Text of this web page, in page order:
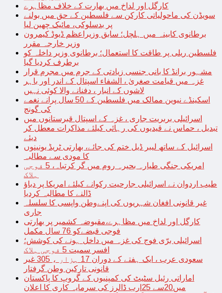
کارگل اور لداخ میں بھارت کے خلاف مظاہرے
سویڈن کی ماحولیاتی کارکن سے فلسطین کے حق میں بولنے
پر بدسلوکی، مائیک چھین لیا
برطانوی کابینہ میں ہلچل؛ سابق وزیراعظم ڈیوڈ کیمرون
وزیر خارجہ مقرر
فلسطین ریلی پر طاقت کا استعمال؛ برطانوی وزیر داخلہ کو
برطرف کردیا گیا
مشہور برانڈ کا بانی جنسی زیادتی کے جرم میں مجرم قرار
غزہ میں قیامت صغریٰ ، الشفاء اسپتال کے اندر اور باہر
لاشوں کے انبار ، دفنانے والا کوئی نہیں
اسکینڈے نیوین ممالک میں فلسطین کے 50 سال پرانے نغمے
کی گونج
اسرائیلی بربریت جاری ، غزہ کے اسپتال قبرستانوں میں
تبدیل ، حماس نے قیدیوں کی رہائی کیلئے مذاکرات معطل کر
دیئے
اسرائیل کے ساتھ لیبر ڈیل ختم کی جائے، بھارتی ٹریڈ یونینوں
کا مودی سے مطالبہ
امریکی جنگی طیارہ بحیرہ روم میں گر کرتباہ، 5 فوجی
ہلاک
طیب اردوان نے اسرائیلی جارحیت رکوانے کیلئے امریکا پر دباؤ
ڈالنے کا مطالبہ کردیا
غیر قانونی افغان شہریوں کی اپنےوطن واپسی کا سلسلہ
جاری
کارگل اور لداخ میں مظاہرے،مقبوضہ کشمیر پر بھارتی
فوجی قبضےکو 76 سال مکمل
اسرائیلی برّی فوج کی غزہ میں داخل ہونے کی کوشش؛
افسر سمیت 5 فوجی ہلاک
سعودی عرب ، ایک ہفتے کے دوران 17 ہزار ، 305 غیر
قانونی تارکین وطن گرفتار
اماراتی رئیل سٹیٹ کی کمپنیوں کے گروپ کا پاکستان
میں20سے 25ارب ڈالرز کی سرمایہ کاری کا اعلان